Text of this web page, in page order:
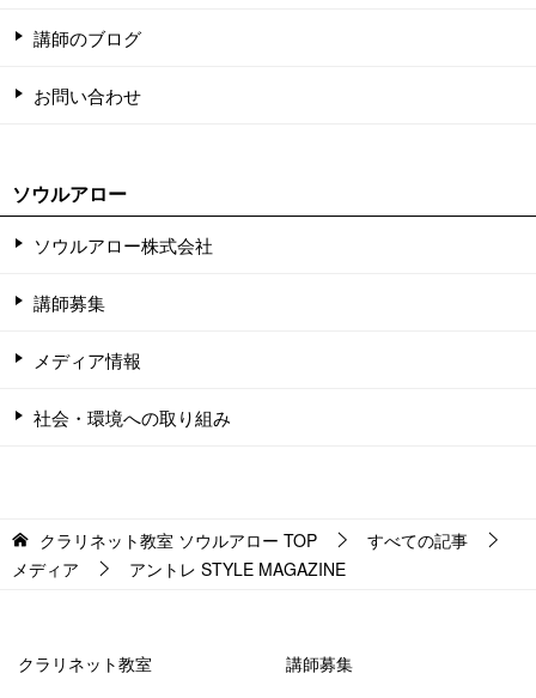
講師のブログ
お問い合わせ
ソウルアロー
ソウルアロー株式会社
講師募集
メディア情報
社会・環境への取り組み
クラリネット教室 ソウルアロー TOP
すべての記事
メディア
アントレ STYLE MAGAZINE
クラリネット教室 講師募集